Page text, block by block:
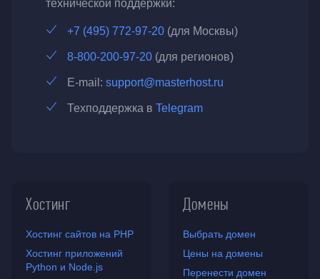
технической поддержки:
+7 (495) 772-97-20 (для Москвы)
8-800-200-97-20 (для регионов)
E-mail: support@masterhost.ru
Техподдержка в Telegram
Хостинг
Хостинг сайтов на PHP
Хостинг приложений
Python и Node.js
Домены
Выбрать домен
Цены на домены
Перенести домен